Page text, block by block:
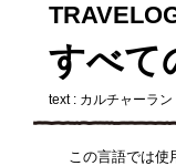
すべて
text : カルチャーラ
この言語では使